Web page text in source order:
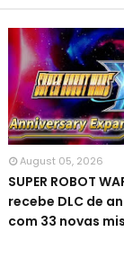
August 05, 2026
SUPER ROBOT
recebe DLC de
com 33 novas